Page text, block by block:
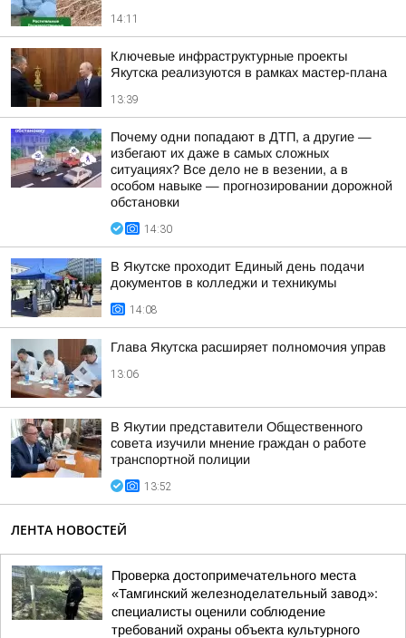
14:11
Ключевые инфраструктурные проекты
Якутска реализуются в рамках мастер-плана
13:39
Почему одни попадают в ДТП, а другие —
избегают их даже в самых сложных
ситуациях? Все дело не в везении, а в
особом навыке — прогнозировании дорожной
обстановки
14:30
В Якутске проходит Единый день подачи
документов в колледжи и техникумы
14:08
Глава Якутска расширяет полномочия управ
13:06
В Якутии представители Общественного
совета изучили мнение граждан о работе
транспортной полиции
13:52
ЛЕНТА НОВОСТЕЙ
Проверка достопримечательного места
«Тамгинский железноделательный завод»:
специалисты оценили соблюдение
требований охраны объекта культурного